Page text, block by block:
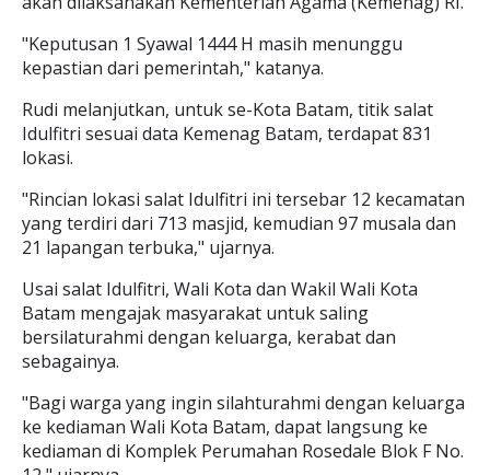
"Keputusan 1 Syawal 1444 H masih menunggu
kepastian dari pemerintah," katanya.
Rudi melanjutkan, untuk se-Kota Batam, titik salat
Idulfitri sesuai data Kemenag Batam, terdapat 831
lokasi.
"Rincian lokasi salat Idulfitri ini tersebar 12 kecamatan
yang terdiri dari 713 masjid, kemudian 97 musala dan
21 lapangan terbuka," ujarnya.
Usai salat Idulfitri, Wali Kota dan Wakil Wali Kota
Batam mengajak masyarakat untuk saling
bersilaturahmi dengan keluarga, kerabat dan
sebagainya.
"Bagi warga yang ingin silahturahmi dengan keluarga
ke kediaman Wali Kota Batam, dapat langsung ke
kediaman di Komplek Perumahan Rosedale Blok F No.